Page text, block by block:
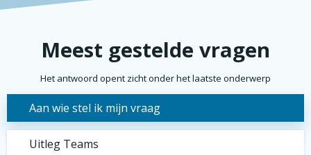
Meest gestelde vragen
Het antwoord opent zicht onder het laatste onderwerp
Aan wie stel ik mijn vraag
Uitleg Teams